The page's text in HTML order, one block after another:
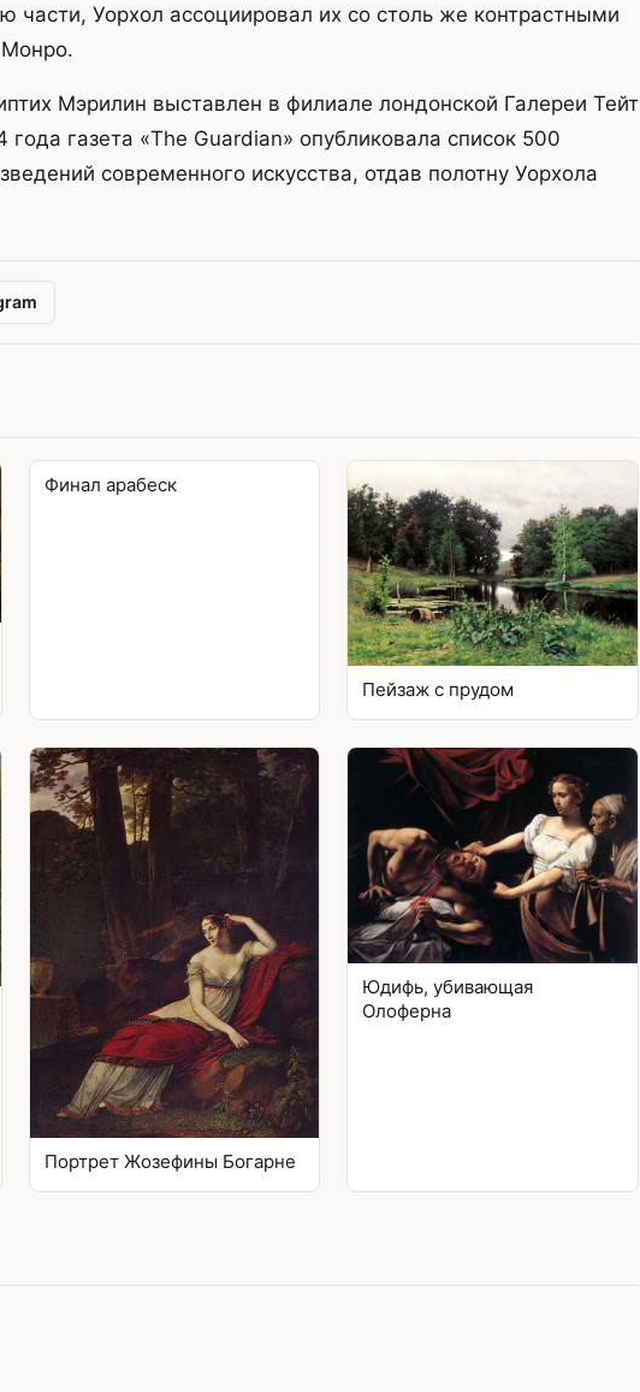
Уорхол ассоциировал их со столь же контрастными
Мэрилин выставлен в филиале лондонской Галереи Тейт
газета «The Guardian» опубликовала список 500
современного искусства, отдав полотну Уорхола
Финал арабеск
Пейзаж с прудом
Портрет Жозефины Богарне
Юдифь, убивающая
Олоферна